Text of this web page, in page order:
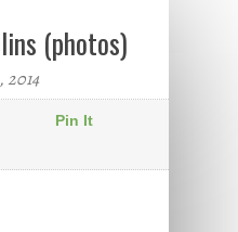
(photos)
2014
Pin It